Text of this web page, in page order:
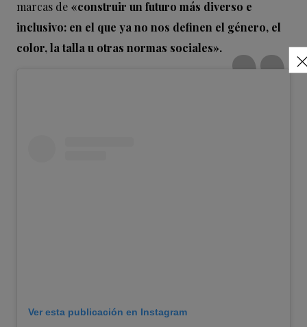
marcas de «construir un futuro más diverso e
inclusivo: en el que ya no nos definen el género, el
color, la talla u otras normas sociales».
Ver esta publicación en Instagram